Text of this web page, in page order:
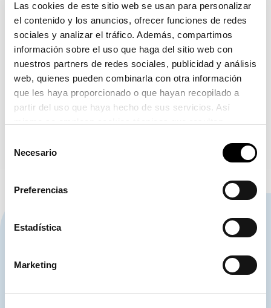
Las cookies de este sitio web se usan para personalizar
el contenido y los anuncios, ofrecer funciones de redes
sociales y analizar el tráfico. Además, compartimos
información sobre el uso que haga del sitio web con
nuestros partners de redes sociales, publicidad y análisis
web, quienes pueden combinarla con otra información
que les haya proporcionado o que hayan recopilado a
partir del uso que haya hecho de sus servicios. Así
página y que son de obligada aceptación.
Necesario
Preferencias
Estadística
Marketing
MÁS INFORMACIÓN
Plan de Igualdad de Autoridad Portuaria de Valencia (2022-
¿Cómo registro la documentación?
963 939 500